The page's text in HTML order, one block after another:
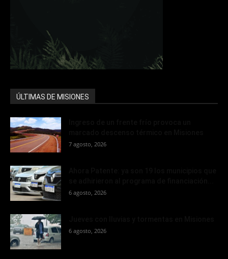
ÚLTIMAS DE MISIONES
7 agosto, 2026
6 agosto, 2026
6 agosto, 2026